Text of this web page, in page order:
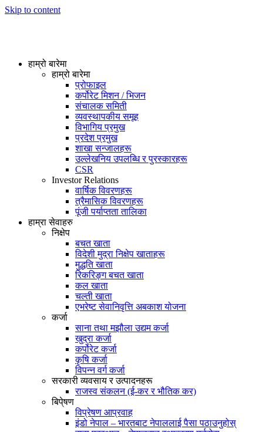
Skip to content
हाम्रो बारेमा
हाम्रो बारेमा
प्रोफाइल
कर्पोरेट मिशन / भिजन
संचालक समिती
व्यवस्थापकीय समूह
विभागिय प्रमुख
प्रदेश प्रमुख
शाखा सन्जालहरू
उल्लेखनिय उपलब्धि र पुरस्कारहरू
CSR
Investor Relations
वार्षिक विवरणहरू
त्रैमासिक विवरणहरू
पूंजी पर्याप्तता तालिका
हाम्रा सेवाहरु
निक्षेप
बचत खाता
विदेशी मुद्रा निक्षेप खाताहरू
मुद्धति खाता
रिकरिङ्ग बचत खाता
कल खाता
चल्ती खाता
एभरेष्ट सेवानिवृत्ति अबकाश योजना
कर्जा
साना तथा मझौला उद्यम कर्जा
खुद्रा कर्जा
कर्पोरेट कर्जा
कृषि कर्जा
विपन्न वर्ग कर्जा
सरकारी व्यवसाय र उत्पादनहरू
राजस्व संकलन (ई-कर र भौतिक कर)
बिपे्षण
विप्रेषण आप्रवाह
इंडो नेपाल – भारतबाट नेपाललाई पैसा पठाउनुहोस्